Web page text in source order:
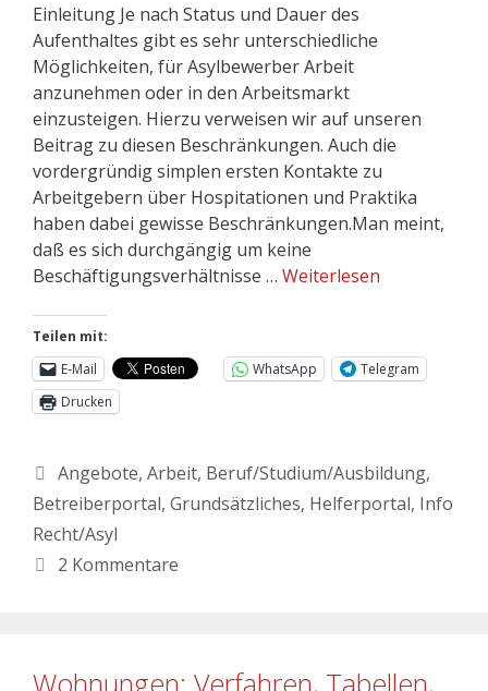
Einleitung Je nach Status und Dauer des
Aufenthaltes gibt es sehr unterschiedliche
Möglichkeiten, für Asylbewerber Arbeit
anzunehmen oder in den Arbeitsmarkt
einzusteigen. Hierzu verweisen wir auf unseren
Beitrag zu diesen Beschränkungen. Auch die
vordergründig simplen ersten Kontakte zu
Arbeitgebern über Hospitationen und Praktika
haben dabei gewisse Beschränkungen.Man meint,
daß es sich durchgängig um keine
Beschäftigungsverhältnisse … Weiterlesen
Teilen mit:
E-Mail
WhatsApp
Telegram
Drucken
Angebote, Arbeit, Beruf/Studium/Ausbildung,
Betreiberportal, Grundsätzliches, Helferportal, Info
Recht/Asyl
2 Kommentare
Wohnungen: Verfahren, Tabellen,